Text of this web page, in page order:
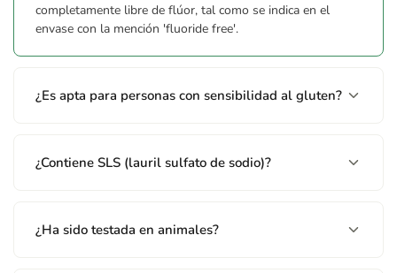
completamente libre de flúor, tal como se indica en el
envase con la mención 'fluoride free'.
¿Es apta para personas con sensibilidad al gluten?
¿Contiene SLS (lauril sulfato de sodio)?
¿Ha sido testada en animales?